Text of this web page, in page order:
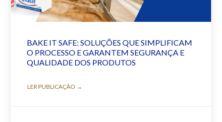
BAKE IT SAFE: SOLUÇÕES QUE SIMPLIFICAM
O PROCESSO E GARANTEM SEGURANÇA E
QUALIDADE DOS PRODUTOS
LER PUBLICAÇÃO →